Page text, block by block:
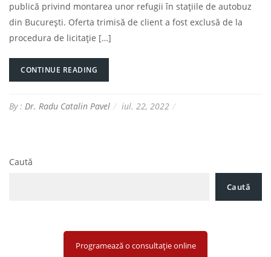
publică privind montarea unor refugii în stațiile de autobuz
din București. Oferta trimisă de client a fost exclusă de la
procedura de licitație […]
CONTINUE READING
By : Dr. Radu Catalin Pavel iul. 22, 2022
Caută
Caută
Programează o consultație online